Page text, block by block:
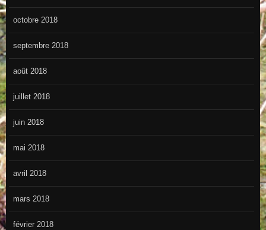
octobre 2018
septembre 2018
août 2018
juillet 2018
juin 2018
mai 2018
avril 2018
mars 2018
février 2018